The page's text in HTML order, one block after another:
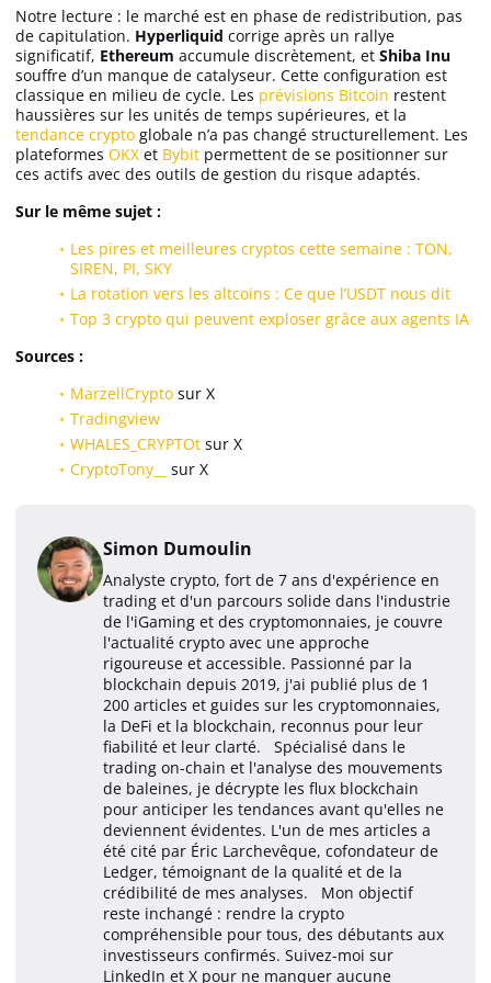
Notre lecture : le marché est en phase de redistribution, pas
de capitulation. Hyperliquid corrige après un rallye
significatif, Ethereum accumule discrètement, et Shiba Inu
souffre d’un manque de catalyseur. Cette configuration est
classique en milieu de cycle. Les prévisions Bitcoin restent
haussières sur les unités de temps supérieures, et la
tendance crypto globale n’a pas changé structurellement. Les
plateformes OKX et Bybit permettent de se positionner sur
ces actifs avec des outils de gestion du risque adaptés.
Sur le même sujet :
Les pires et meilleures cryptos cette semaine : TON,
SIREN, PI, SKY
La rotation vers les altcoins : Ce que l’USDT nous dit
Top 3 crypto qui peuvent exploser grâce aux agents IA
Sources :
MarzellCrypto sur X
Tradingview
WHALES_CRYPTOt sur X
CryptoTony__
sur X
Simon Dumoulin
Analyste crypto, fort de 7 ans d'expérience en
trading et d'un parcours solide dans l'industrie
de l'iGaming et des cryptomonnaies, je couvre
l'actualité crypto avec une approche
rigoureuse et accessible. Passionné par la
blockchain depuis 2019, j'ai publié plus de 1
200 articles et guides sur les cryptomonnaies,
la DeFi et la blockchain, reconnus pour leur
fiabilité et leur clarté. Spécialisé dans le
trading on-chain et l'analyse des mouvements
de baleines, je décrypte les flux blockchain
pour anticiper les tendances avant qu'elles ne
deviennent évidentes. L'un de mes articles a
été cité par Éric Larchevêque, cofondateur de
Ledger, témoignant de la qualité et de la
crédibilité de mes analyses. Mon objectif
reste inchangé : rendre la crypto
compréhensible pour tous, des débutants aux
investisseurs confirmés. Suivez-moi sur
LinkedIn et X pour ne manquer aucune